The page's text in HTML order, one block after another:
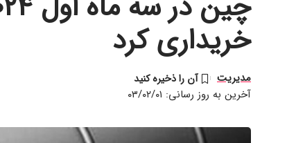
خریداری کرد
آخرین به روز رسانی: ۰۳/۰۲/۰۱
مدیریت